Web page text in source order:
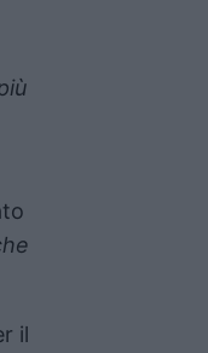
il